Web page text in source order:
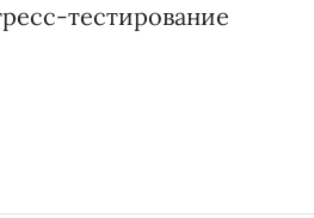
тестирование